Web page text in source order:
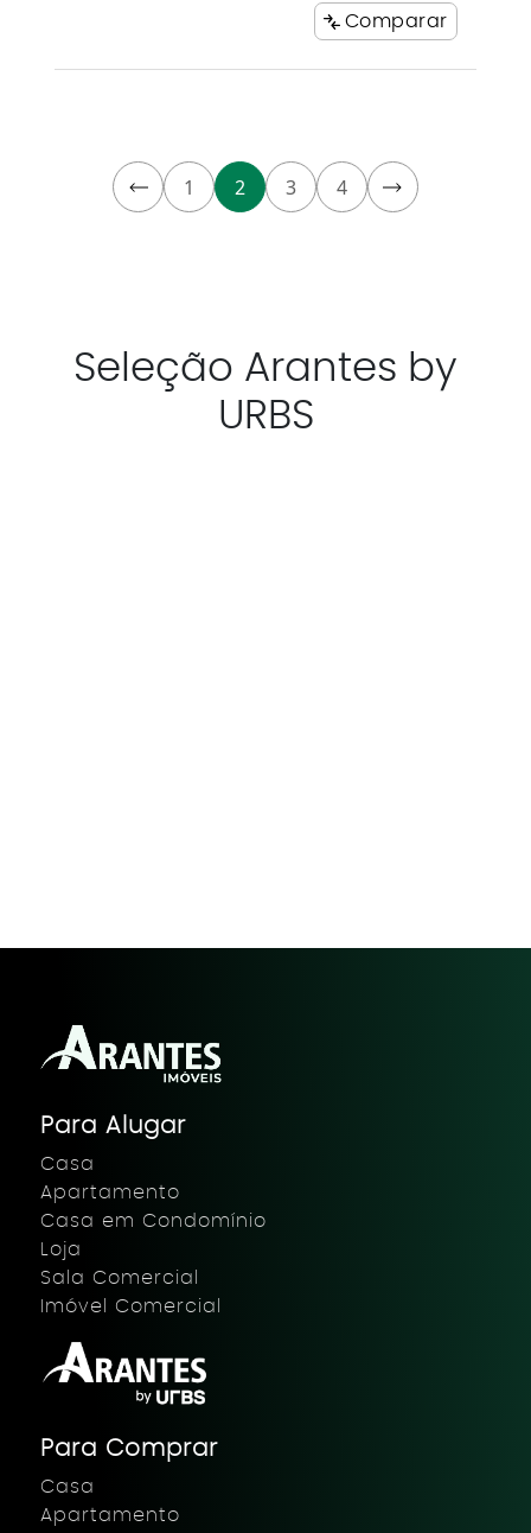
Comparar
1 2 3 4
Seleção Arantes by
URBS
Para Alugar
Casa
Apartamento
Casa em Condomínio
Loja
Sala Comercial
Imóvel Comercial
Para Comprar
Casa
Apartamento